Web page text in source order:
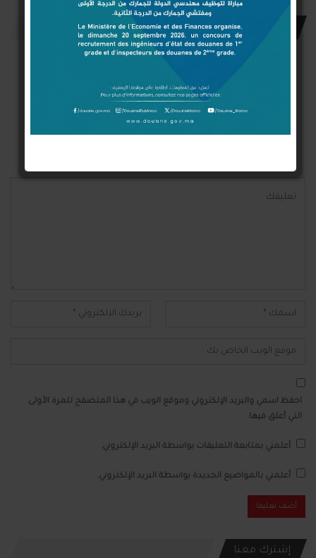
Login With Facebook
Login With Google
Login With Twitter
احفظ اسمي والبريد الإلكتروني وموقع الويب في هذا المتصفح للمرة الأولى
التي أعلق فيها.
أعلمني بمتابعة التعليقات بواسطة البريد الإلكتروني.
أعلمني بالمواضيع الجديدة بواسطة البريد الإلكتروني.
إشترك معنا